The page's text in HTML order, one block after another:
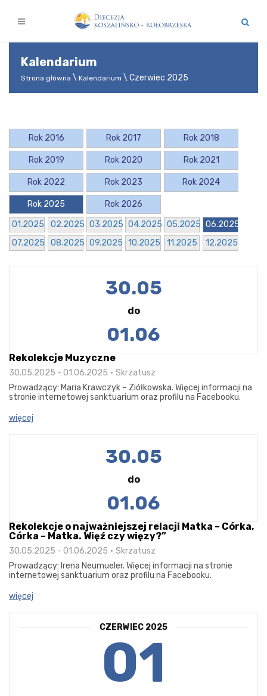
Kalendarium
Strona główna Kalendarium \ Czerwiec 2025
Rok 2016 Rok 2017 Rok 2018
Rok 2019 Rok 2020 Rok 2021
Rok 2022 Rok 2023 Rok 2024
Rok 2025
Rok 2026
01.2025
02.2025 03.2025 04.2025 05.2025 06.2025
07.2025
08.2025 09.2025 10.2025 11.2025 12.2025
30.05
do
01.06
Rekolekcje Muzyczne
30.05.2025 - 01.06.2025
Skrzatusz
Prowadzący: Maria Krawczyk – Ziółkowska. Więcej informacji na
stronie internetowej sanktuarium oraz profilu na Facebooku.
więcej
30.05
do
01.06
Rekolekcje o najważniejszej relacji Matka – Córka,
Córka – Matka. Więź czy więzy?”
30.05.2025 - 01.06.2025
Skrzatusz
Prowadzący: Irena Neumueler. Więcej informacji na stronie
internetowej sanktuarium oraz profilu na Facebooku.
więcej
CZERWIEC 2025
01